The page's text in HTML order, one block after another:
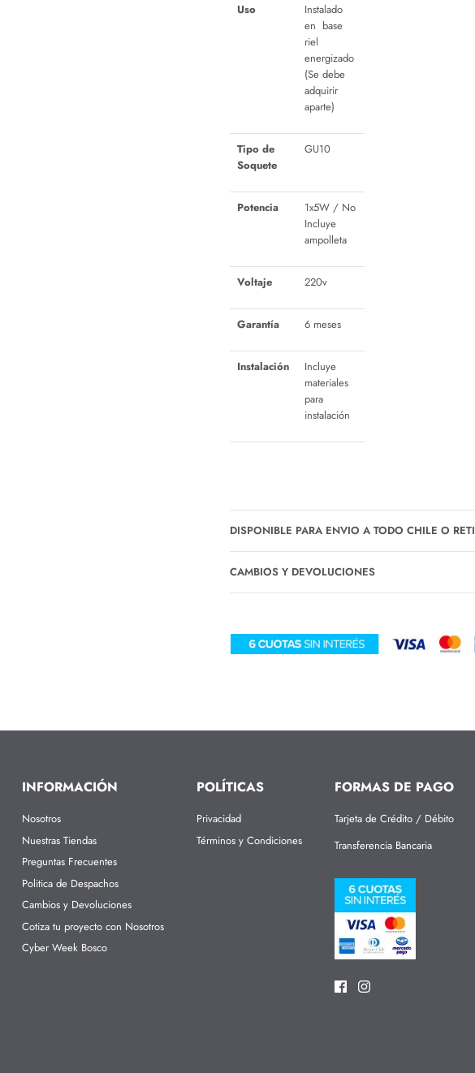
Uso
Instalado
en base
riel
energizado
(Se debe
adquirir
aparte)
Tipo de
Soquete
GU10
Potencia
1x5W / No
Incluye
ampolleta
Voltaje 220v
Garantía 6 meses
Instalación
Incluye
materiales
para
instalación
DISPONIBLE PARA ENVIO A TODO CHILE O
CAMBIOS Y DEVOLUCIONES
INFORMACIÓN
Nosotros
Nuestras Tiendas
Preguntas Frecuentes
Politica de Despachos
Cambios y Devoluciones
Cotiza tu proyecto con Nosotros
Cyber Week Bosco
POLÍTICAS
Privacidad
Términos y Condiciones
FORMAS DE PAGO
Tarjeta de Crédito / Débito
Transferencia Bancaria